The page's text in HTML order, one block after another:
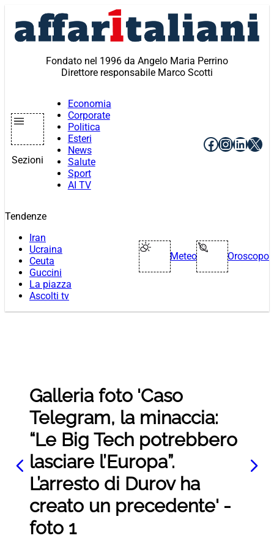
contenuto
Fondato nel 1996 da Angelo Maria Perrino
Direttore responsabile Marco Scotti
Sezioni
Economia
Corporate
Politica
Esteri
News
Salute
Sport
AI TV
Facebook
X
Tendenze
Iran
Ucraina
Ceuta
Guccini
La piazza
Ascolti tv
Meteo Oroscopo
Galleria foto 'Caso
Telegram, la minaccia:
“Le Big Tech potrebbero
lasciare l’Europa”.
L’arresto di Durov ha
creato un precedente' -
foto 1